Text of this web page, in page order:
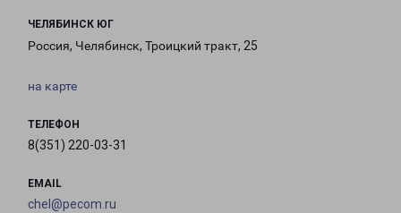
ЧЕЛЯБИНСК ЮГ
Россия, Челябинск, Троицкий тракт, 25
на карте
ТЕЛЕФОН
8(351) 220-03-31
EMAIL
chel@pecom.ru